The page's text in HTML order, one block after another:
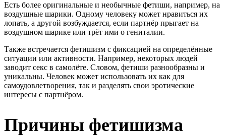
Есть более оригинальные и необычные фетиши, например, на
воздушные шарики. Одному человеку может нравиться их
лопать, а другой возбуждается, если партнёр прыгает на
воздушном шарике или трёт ими о гениталии.
Также встречается фетишизм с фиксацией на определённые
ситуации или активности. Например, некоторых людей
заводит секс в самолёте. Словом, фетиши разнообразны и
уникальны. Человек может использовать их как для
самоудовлетворения, так и разделять свои эротические
интересы с партнёром.
Причины фетишизма